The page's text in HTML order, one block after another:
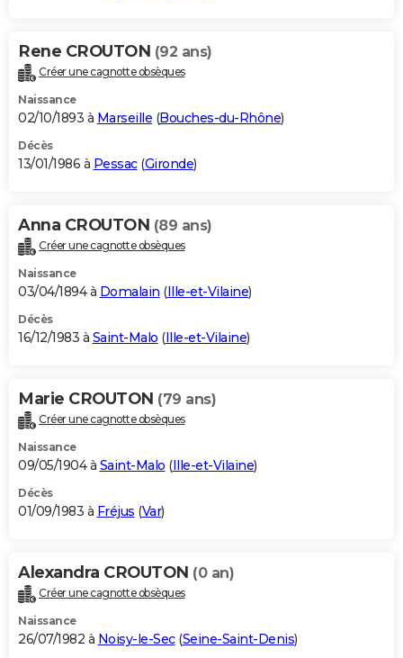
Rene CROUTON (92 ans)
Créer une cagnotte obsèques
Naissance
02/10/1893 à Marseille (Bouches-du-Rhône)
Décès
13/01/1986 à Pessac(Gironde)
Anna CROUTON (89 ans)
Créer une cagnotte obsèques
Naissance
03/04/1894 à Domalain (Ille-et-Vilaine)
Décès
16/12/1983 à Saint-Malo (Ille-et-Vilaine)
Marie CROUTON (79 ans)
Créer une cagnotte obsèques
Naissance
09/05/1904 à Saint-Malo (Ille-et-Vilaine)
Décès
01/09/1983 à Fréjus (Var)
Alexandra CROUTON (0 an)
Créer une cagnotte obsèques
Naissance
26/07/1982 à Noisy-le-Sec(Seine-Saint-Denis)